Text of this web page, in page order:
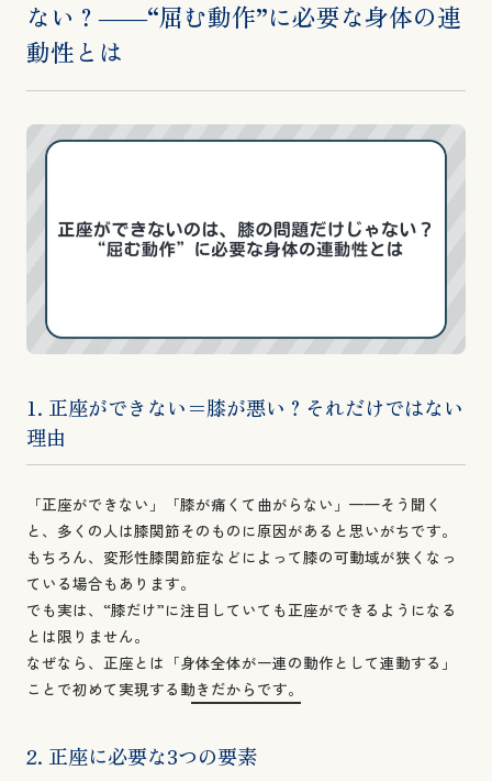
ない？――“屈む動作”に必要な身体の連
動性とは
1. 正座ができない＝膝が悪い？それだけではない
理由
「正座ができない」「膝が痛くて曲がらない」——そう聞く
と、多くの人は膝関節そのものに原因があると思いがちです。
もちろん、変形性膝関節症などによって膝の可動域が狭くなっ
ている場合もあります。
でも実は、“膝だけ”に注目していても正座ができるようになる
とは限りません。
なぜなら、正座とは「身体全体が一連の動作として連動する」
ことで初めて実現する動きだからです。
2. 正座に必要な3つの要素